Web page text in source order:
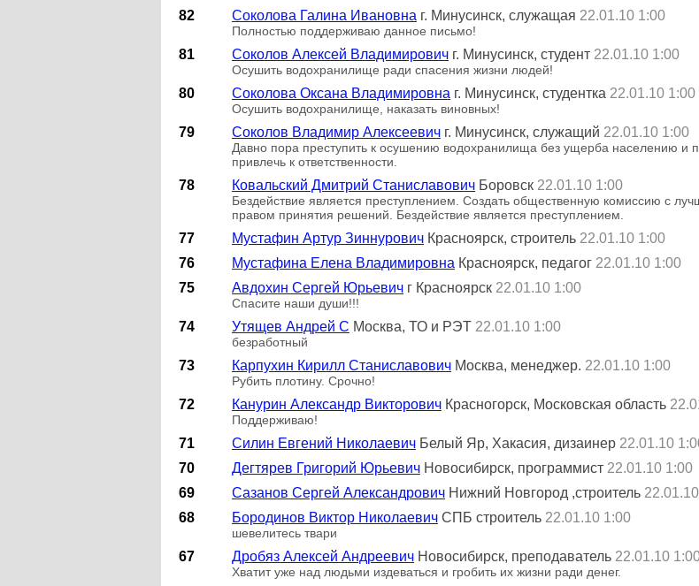
82 Соколова Галина Ивановна г. Минусинск, служащая 22.01.10 1:00
Полностью поддерживаю данное письмо!
81 Соколов Алексей Владимирович г. Минусинск, студент 22.01.10 1:00
Осушить водохранилище ради спасения жизни людей!
80 Соколова Оксана Владимировна г. Минусинск, студентка 22.01.10 1:00
Осушить водохранилище, наказать виновных!
79 Соколов Владимир Алексеевич г. Минусинск, служащий 22.01.10 1:00
Давно пора преступить к осушению водохранилища без ущерба населению и
привлечь к ответственности.
78 Ковальский Дмитрий Станиславович Боровск 22.01.10 1:00
Бездействие является преступлением. Создать общественную комиссию с
правом принятия решений. Бездействие является преступлением.
77 Мустафин Артур Зиннурович Красноярск, строитель 22.01.10 1:00
76
Мустафина Елена Владимировна Красноярск, педагог 22.01.10 1:00
75
Авдохин Сергей Юрьевич г Красноярск 22.01.10 1:00
Спасите наши души!!!
74 Утящев Андрей С Москва, ТО и РЭТ 22.01.10 1:00
безработный
73 Карпухин Кирилл Станиславович Москва, менеджер. 22.01.10 1:00
Рубить плотину. Срочно!
72 Канурин Александр Викторович Красногорск, Московская область
Поддерживаю!
71 Силин Евгений Николаевич Белый Яр, Хакасия, дизаинер 22.01.10
70
Дегтярев Григорий Юрьевич Новосибирск, программист 22.01.10 1:00
69
Сазанов Сергей Александрович Нижний Новгород ,строитель
68
Бородинов Виктор Николаевич СПБ строитель 22.01.10 1:00
шевелитесь твари
67 Дробяз Алексей Андреевич Новосибирск, преподаватель 22.01.10
Хватит уже над людьми издеваться и гробить их жизни ради денег.